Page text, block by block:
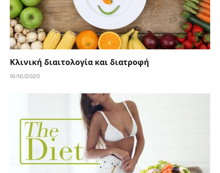
Κλινική διαιτολογία και διατροφή
16/10/2020